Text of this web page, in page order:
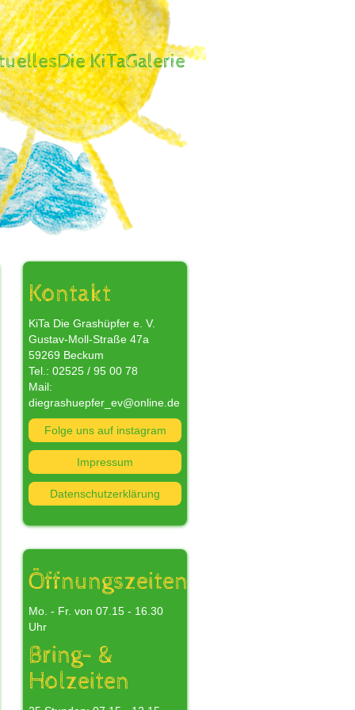
Die KiTaGalerie
Kontakt
KiTa Die Grashüpfer e. V.
Gustav-Moll-Straße 47a
59269 Beckum
Tel.: 02525 / 95 00 78
Mail:
diegrashuepfer_ev@online.de
Folge uns auf instagram
Impressum
Datenschutzerklärung
Öffnungszeiten
Mo. - Fr. von 07.15 - 16.30
Uhr
Bring- &
Holzeiten